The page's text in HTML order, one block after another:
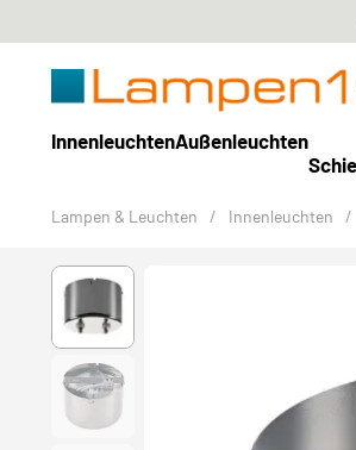
InnenleuchtenAußenleuchten
Lampen & Leuchten / Innenleuchten /